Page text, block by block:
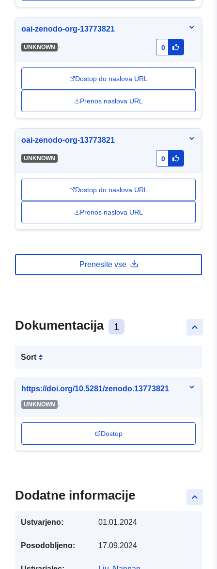
oai-zenodo-org-13773821
UNKNOWN - 0
Dostop do naslova URL
Prenos naslova URL
oai-zenodo-org-13773821
UNKNOWN - 0
Dostop do naslova URL
Prenos naslova URL
Prenesite vse
keyboard_arrow_up
Dokumentacija 1
Sort
https://doi.org/10.5281/zenodo.13773821
UNKNOWN -
Dostop
keyboard_arrow_up
Dodatne informacije
Ustvarjeno: 01.01.2024
Posodobljeno: 17.09.2024